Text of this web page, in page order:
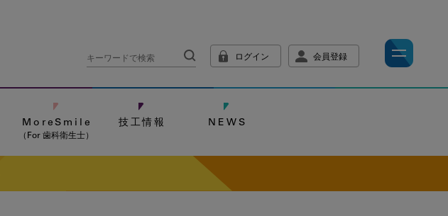
ログイン 会員登録
MoreSmile
（For 歯科衛生士）
技工情報 NEWS